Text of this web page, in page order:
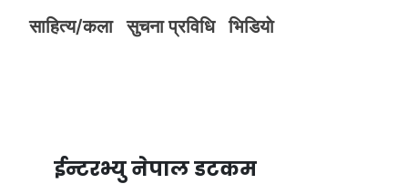
साहित्य/कला
सुचना प्रविधि भिडियाे
ईन्टरभ्यु नेपाल डटकम